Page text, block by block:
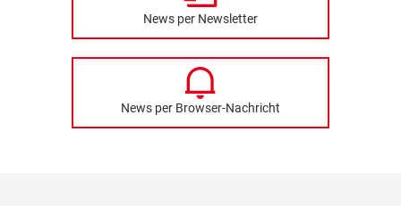
News per Newsletter
News per Browser-Nachricht